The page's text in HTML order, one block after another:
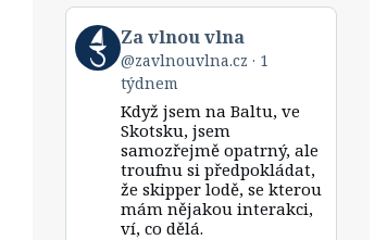
View
post
by
Bluesky
Za vlnou vlna
@zavlnouvlna.cz
1
týdnem
Když jsem na Baltu, ve
Skotsku, jsem
samozřejmě opatrný, ale
troufnu si předpokládat,
že skipper lodě, se kterou
mám nějakou interakci,
ví, co dělá.